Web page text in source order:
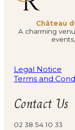
Château
A charming
Legal Notice
Terms and
Contact Us
02 38 54 10 33